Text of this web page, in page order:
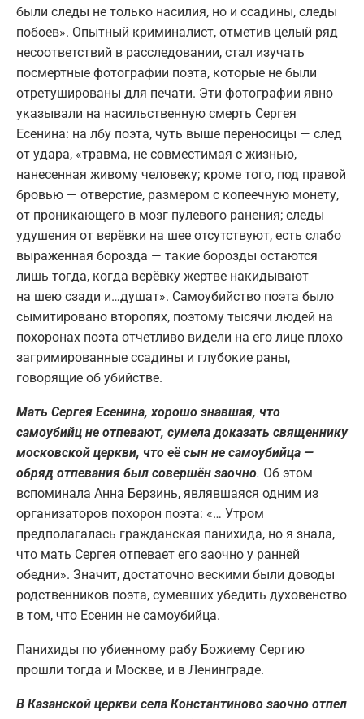
были следы не только насилия, но и ссадины, следы
побоев». Опытный криминалист, отметив целый ряд
несоответствий в расследовании, стал изучать
посмертные фотографии поэта, которые не были
отретушированы для печати. Эти фотографии явно
указывали на насильственную смерть Сергея
Есенина: на лбу поэта, чуть выше переносицы — след
от удара, «травма, не совместимая с жизнью,
нанесенная живому человеку; кроме того, под правой
бровью — отверстие, размером с копеечную монету,
от проникающего в мозг пулевого ранения; следы
удушения от верёвки на шее отсутствуют, есть слабо
выраженная борозда — такие борозды остаются
лишь тогда, когда верёвку жертве накидывают
на шею сзади и…душат». Самоубийство поэта было
сымитировано второпях, поэтому тысячи людей на
похоронах поэта отчетливо видели на его лице плохо
загримированные ссадины и глубокие раны,
говорящие об убийстве.
Мать Сергея Есенина, хорошо знавшая, что
самоубийц не отпевают, сумела доказать священнику
московской церкви, что её сын не самоубийца —
обряд отпевания был совершён заочно. Об этом
вспоминала Анна Берзинь, являвшаяся одним из
организаторов похорон поэта: «… Утром
предполагалась гражданская панихида, но я знала,
что мать Сергея отпевает его заочно у ранней
обедни». Значит, достаточно вескими были доводы
родственников поэта, сумевших убедить духовенство
в том, что Есенин не самоубийца.
Панихиды по убиенному рабу Божиему Сергию
прошли тогда и Москве, и в Ленинграде.
В Казанской церкви села Константиново заочно отпел